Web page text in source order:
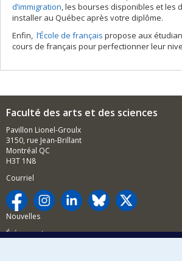
d’immigration, les bourses disponibles et les
installer au Québec après votre diplôme.
Enfin, l’École de français propose aux
cours de français pour perfectionner leur
Faculté des arts et des sciences
Pavillon Lionel-Groulx
3150, rue Jean-Brillant
Montréal QC
H3T 1N8
Courriel
Nouvelles
Événements